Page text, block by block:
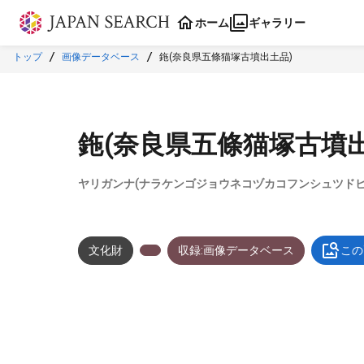
本文に飛ぶ
ホーム ギャラリー
トップ 画像データベース 鉇(奈良県五條猫塚古墳出土品)
鉇(奈良県五條猫塚古墳
ヤリガンナ(ナラケンゴジョウネコヅカコフンシュツド
文化財 収録:画像データベース こ